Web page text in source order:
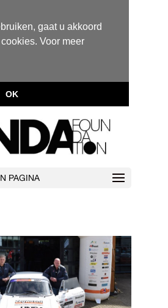
gaat u akkoord
Voor meer
OK
PAGINA